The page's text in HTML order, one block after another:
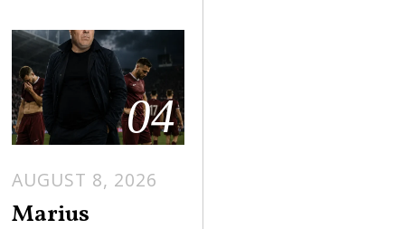
04
AUGUST 8, 2026
Marius